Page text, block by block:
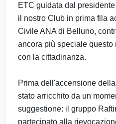
ETC guidata dal
il nostro Club in prima fila
Civile ANA di Belluno,
ancora più speciale
con la cittadinanza.
Prima dell'accensione
stato arricchito da un
suggestione: il gruppo
partecipato alla